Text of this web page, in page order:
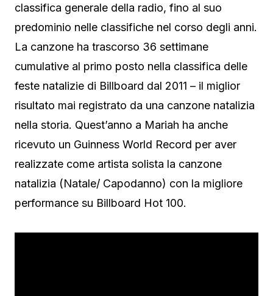
classifica generale della radio, fino al suo
predominio nelle classifiche nel corso degli anni.
La canzone ha trascorso 36 settimane
cumulative al primo posto nella classifica delle
feste natalizie di Billboard dal 2011 – il miglior
risultato mai registrato da una canzone natalizia
nella storia. Quest’anno a Mariah ha anche
ricevuto un Guinness World Record per aver
realizzate come artista solista la canzone
natalizia (Natale/ Capodanno) con la migliore
performance su Billboard Hot 100.